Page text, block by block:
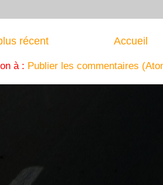
récent Accueil
à : Publier les commentaires